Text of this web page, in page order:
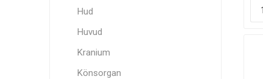
Hud
Huvud
Kranium
Könsorgan